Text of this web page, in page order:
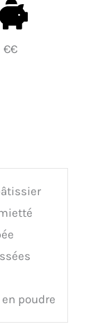
€€
poudre